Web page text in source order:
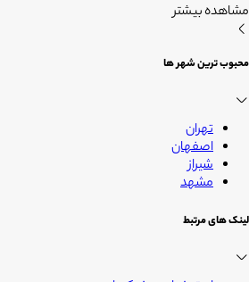
مشاهده بیشتر
محبوب ترین شهر ها
تهران
اصفهان
شیراز
مشهد
لینک های مرتبط